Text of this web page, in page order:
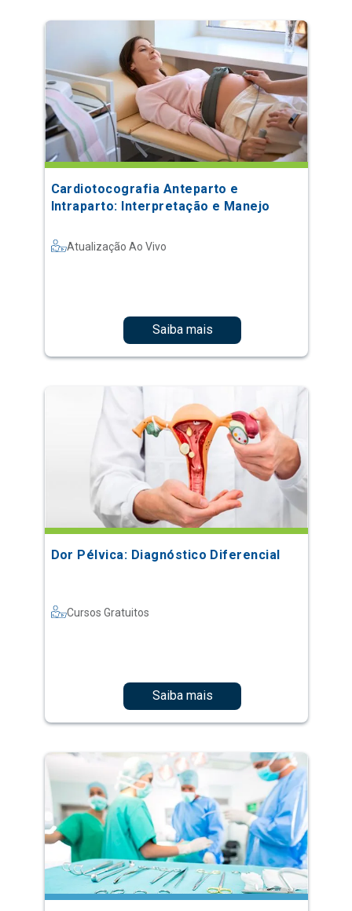
Cardiotocografia Anteparto e
Intraparto: Interpretação e Manejo
Atualização Ao Vivo
Saiba mais
Dor Pélvica: Diagnóstico Diferencial
Cursos Gratuitos
Saiba mais